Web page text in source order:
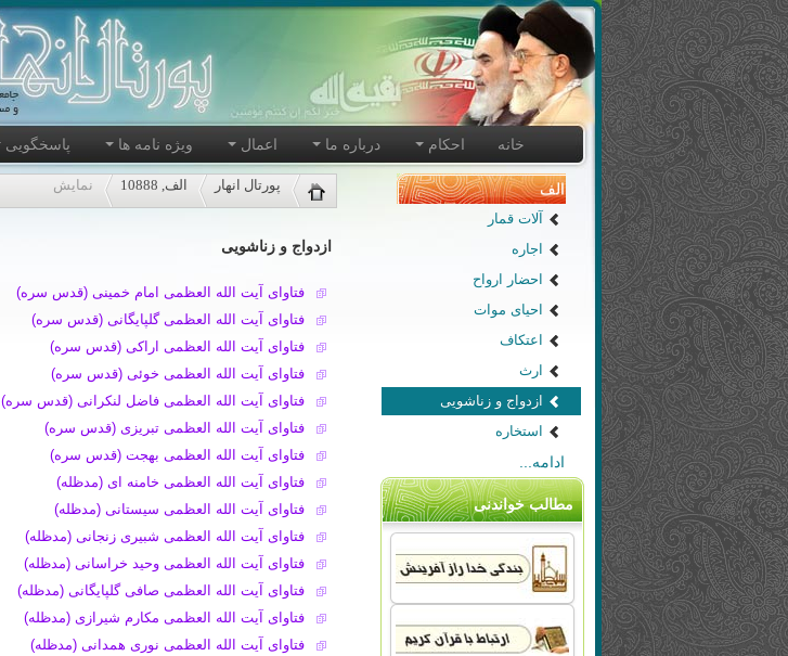
خانه احکام درباره ما اعمال ویژه نامه ها پاسخگویی
الف
آلات قمار
اجاره
احضار ارواح
احیای موات
اعتکاف
ارث
ازدواج و زناشویی
استخاره
ادامه...
مطالب خواندنی
پورتال انهار الف, 10888 نمایش
ازدواج و زناشویی
فتاوای آیت الله العظمی امام خمینی (قدس سره)
فتاوای آیت الله العظمی گلپایگانی (قدس سره)
فتاوای آیت الله العظمی اراکی (قدس سره)
فتاوای آیت الله العظمی خوئی (قدس سره)
فتاوای آیت الله العظمی فاضل لنکرانی (قدس سره)
فتاوای آیت الله العظمی تبریزی (قدس سره)
فتاوای آیت الله العظمی بهجت (قدس سره)
فتاوای آیت الله العظمی خامنه ای (مدظله)
فتاوای آیت الله العظمی سیستانی (مدظله)
فتاوای آیت الله العظمی شبیری زنجانی (مدظله)
فتاوای آیت الله العظمی وحید خراسانی (مدظله)
فتاوای آیت الله العظمی صافی گلپایگانی (مدظله)
فتاوای آیت الله العظمی مکارم شیرازی (مدظله)
فتاوای آیت الله العظمی نوری همدانی (مدظله)